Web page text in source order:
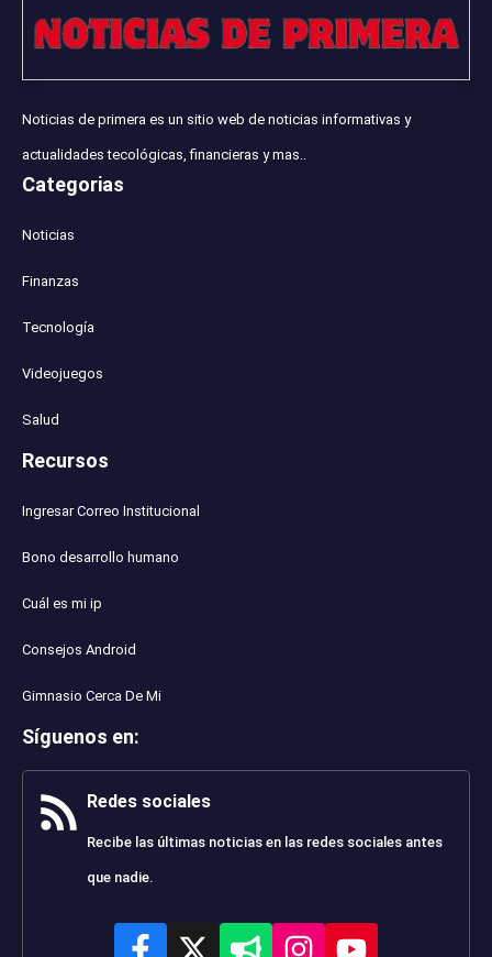
Noticias de primera es un sitio web de noticias informativas y
actualidades tecológicas, financieras y mas..
Categorias
Noticias
Finanzas
Tecnología
Videojuegos
Salud
Recursos
Ingresar Correo Institucional
Bono desarrollo humano
Cuál es mi ip
Consejos Android
Gimnasio Cerca De Mi
Síguenos en:
Redes sociales
Recibe las últimas noticias en las redes sociales antes
que nadie.